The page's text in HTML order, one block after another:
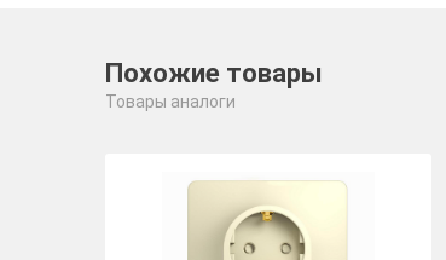
Похожие товары
Товары аналоги